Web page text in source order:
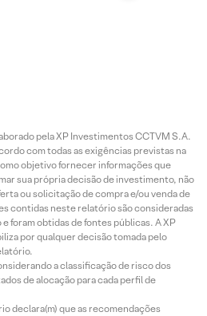
pela XP Investimentos CCTVM S.A.
com todas as exigências previstas na
objetivo fornecer informações que
sua própria decisão de investimento, não
ou solicitação de compra e/ou venda de
contidas neste relatório são consideradas
e foram obtidas de fontes públicas. A XP
por qualquer decisão tomada pelo
a classificação de risco dos
de alocação para cada perfil de
declara(m) que as recomendações